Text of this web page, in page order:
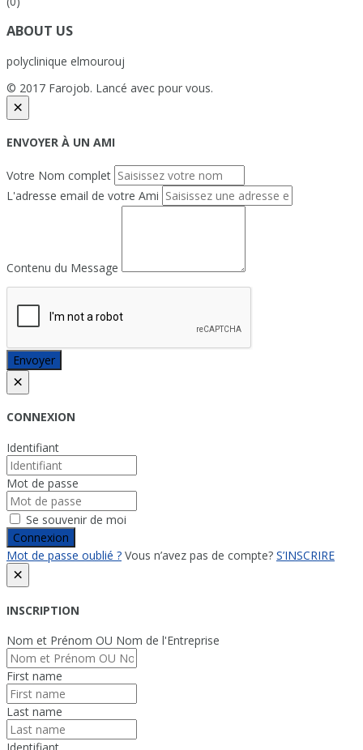
ABOUT US
polyclinique elmourouj
© 2017 Farojob. Lancé avec pour vous.
×
ENVOYER À UN AMI
Votre Nom complet
L'adresse email de votre Ami
Contenu du Message
Envoyer
×
CONNEXION
Identifiant
Mot de passe
Se souvenir de moi
Connexion
Mot de passe oublié ? Vous n’avez pas de compte? S’INSCRIRE
×
INSCRIPTION
Nom et Prénom OU Nom de l'Entreprise
First name
Last name